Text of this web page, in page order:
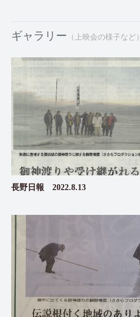
ギャラリー （上映会の様子など）
長野日報 2022.8.13